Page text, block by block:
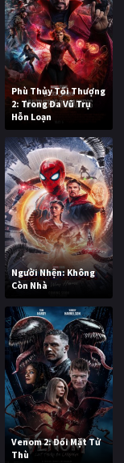
Phù Thủy Tối Thượng
2: Trong Đa Vũ Trụ
Hỗn Loạn
Người Nhện: Không
Còn Nhà
Venom 2: Đối Mặt Tử
Thù